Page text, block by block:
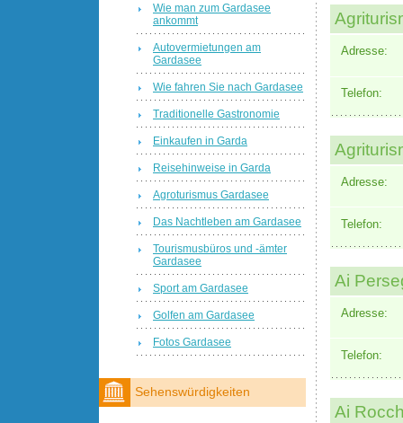
Adresse:
Telefon:
Adresse:
Telefon:
Ai
Adresse:
Telefon:
Ai
Wie man zum Gardasee
ankommt
Autovermietungen am
Gardasee
Wie fahren Sie nach Gardasee
Traditionelle Gastronomie
Einkaufen in Garda
Reisehinweise in Garda
Agroturismus Gardasee
Das Nachtleben am Gardasee
Tourismusbüros und -ämter
Gardasee
Sport am Gardasee
Golfen am Gardasee
Fotos Gardasee
Sehenswürdigkeiten